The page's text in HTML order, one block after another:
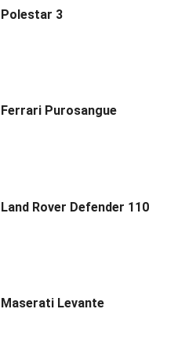
Polestar 3
Ferrari Purosangue
Land Rover Defender 110
Maserati Levante